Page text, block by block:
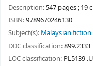
Description: 547 pages ; 19
ISBN:9789670246130
Subject(s): Malaysian
DDC classification:
LOC classification: PL5139